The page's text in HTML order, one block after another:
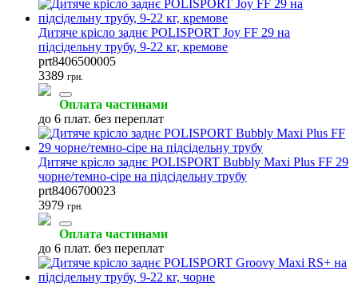
Дитяче крісло заднє POLISPORT Joy FF 29 на
підсідельну трубу, 9-22 кг, кремове
prt8406500005
3389 грн.
Оплата частинами
до 6 плат. без переплат
Дитяче крісло заднє POLISPORT Bubbly Maxi Plus FF 29
чорне/темно-сіре на підсідельну трубу
prt8406700023
3979 грн.
Оплата частинами
до 6 плат. без переплат